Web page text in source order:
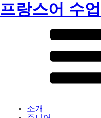
프랑스어 수업
소개